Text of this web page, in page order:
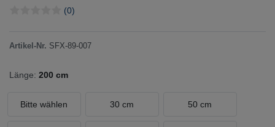
(0)
Artikel-Nr. SFX-89-007
Länge: 200 cm
Bitte wählen 30 cm 50 cm